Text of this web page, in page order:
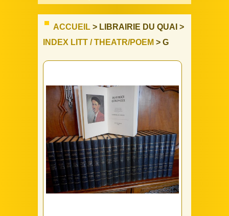
ACCUEIL > LIBRAIRIE DU QUAI >
INDEX LITT / THEATR/POEM > G